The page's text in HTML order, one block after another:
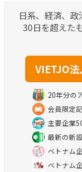
日系、経済、
30日を超えた
20年分の
会員限定
主要企業
最新の新
ベトナム
ベトナム